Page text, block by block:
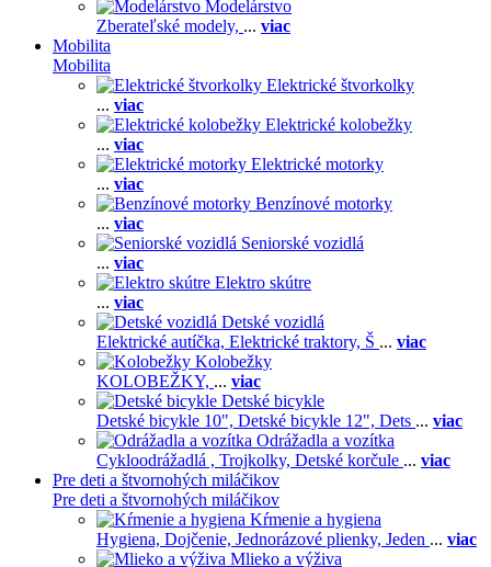
Modelárstvo
Zberateľské modely, ... viac
Mobilita
Mobilita
Elektrické štvorkolky
... viac
Elektrické kolobežky
... viac
Elektrické motorky
... viac
Benzínové motorky
... viac
Seniorské vozidlá
... viac
Elektro skútre
... viac
Detské vozidlá
Elektrické autíčka, Elektrické traktory, Š ... viac
Kolobežky
KOLOBEŽKY, ... viac
Detské bicykle
Detské bicykle 10", Detské bicykle 12", Dets ... viac
Odrážadla a vozítka
Cykloodrážadlá , Trojkolky, Detské korčule ... viac
Pre deti a štvornohých miláčikov
Pre deti a štvornohých miláčikov
Kŕmenie a hygiena
Hygiena, Dojčenie, Jednorázové plienky, Jeden ... viac
Mlieko a výživa